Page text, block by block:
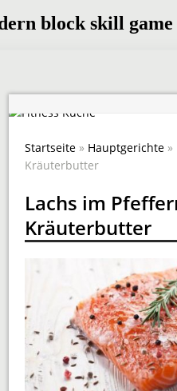
Startseite » Hauptgerichte
Kräuterbutter
Lachs im
Kräuterbutter